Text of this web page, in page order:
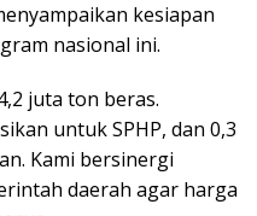
kesiapan
nasional ini.
juta ton beras.
untuk SPHP, dan 0,3
Kami bersinergi
daerah agar harga